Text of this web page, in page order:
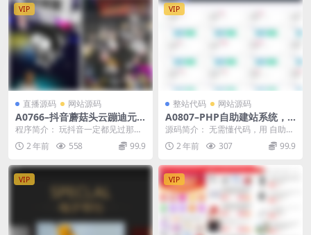
VIP
直播源码 网站源码
A0766–抖音蘑菇头云蹦迪元
宇宙全套源码程序+视频教程
程序简介： 玩抖音一定都见过那种
多人互动的蘑菇头跳舞的直播间。
网上一般发出来的程...
2 年前 558 99.9
VIP
整站代码 网站源码
A0807–PHP自助建站系统，
新手小白轻松自己搭建网站
源码简介： 无需懂代码，用 自助建
站 做企业官网就像做PPT一样简
单，您可以亲自...
2 年前 307 99.9
VIP VIP